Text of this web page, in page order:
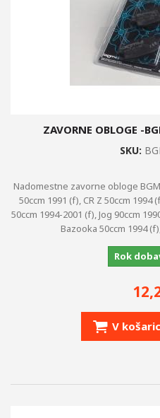
ZAVORNE OBLOGE -
SKU:
Nadomestne zavorne obloge BGM
50ccm 1991 (f), CR Z 50ccm 1994
50ccm 1994-2001 (f), Jog 90ccm
Bazooka 50ccm 1994
Rok
V